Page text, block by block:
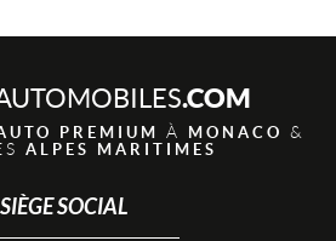
.COM
PREMIUM À MONACO &
ALPES MARITIMES
SIÈGE SOCIAL